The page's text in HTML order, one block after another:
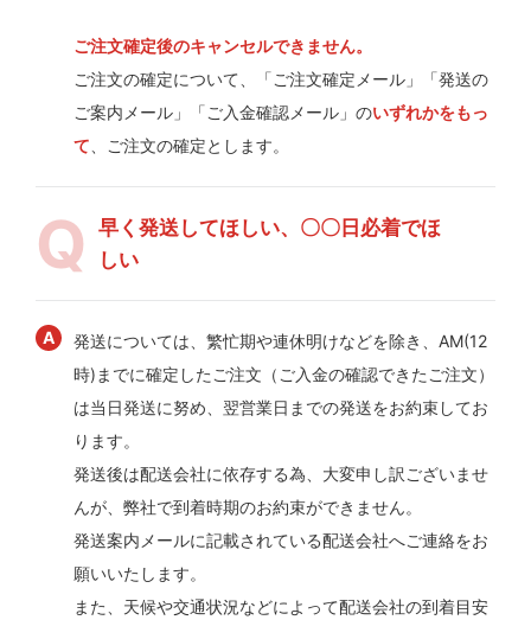
ご注文確定後のキャンセルできません。
ご注文の確定について、「ご注文確定メール」「発送の
ご案内メール」「ご入金確認メール」のいずれかをもっ
て 、ご注文の確定とします。
早く発送してほしい、〇〇日必着でほ
しい
発送については、繁忙期や連休明けなどを除き、AM(12
時)までに確定したご注文（ご入金の確認できたご注文）
は当日発送に努め、翌営業日までの発送をお約束してお
ります。
発送後は配送会社に依存する為、大変申し訳ございませ
んが、弊社で到着時期のお約束ができません。
発送案内メールに記載されている配送会社へご連絡をお
願いいたします。
また、天候や交通状況などによって配送会社の到着目安